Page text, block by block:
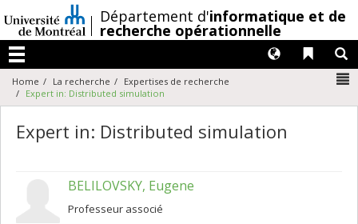
au
contenu
/Département d'informatique et de
recherche opérationnelle
Menu
Liens
Langues
Home La recherche
Expertises de recherche
Expert in: Distributed simulation
Expert in: Distributed simulation
BELILOVSKY, Eugene
Professeur associé